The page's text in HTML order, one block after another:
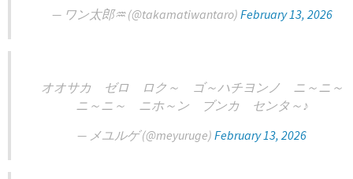
— ワン太郎♒️ (@takamatiwantaro) February 13, 2026
オオサカ ゼロ ロク～ ゴ～ハチヨンノ ニ～ニ～
ニ～ニ～ ニホ～ン ブンカ センタ～♪
— メユルゲ (@meyuruge) February 13, 2026